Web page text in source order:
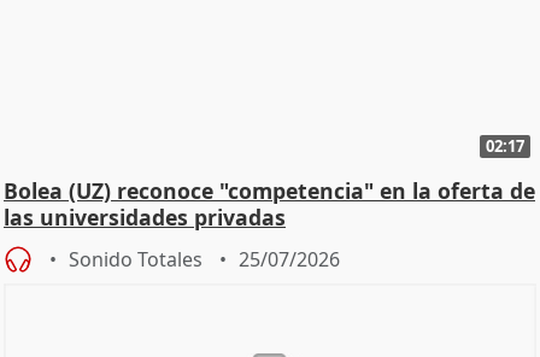
02:17
Bolea (UZ) reconoce "competencia" en la oferta de
las universidades privadas
Sonido Totales 25/07/2026